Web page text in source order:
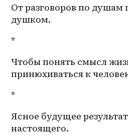
От разговоров по душам
душком.
*
Чтобы понять смысл
принюхиваться к
*
Ясное будущее
настоящего.